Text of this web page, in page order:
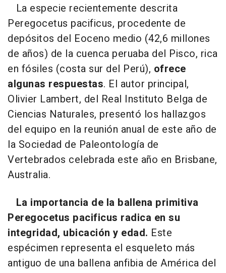
La especie recientemente descrita
Peregocetus pacificus, procedente de
depósitos del Eoceno medio (42,6 millones
de años) de la cuenca peruaba del Pisco, rica
en fósiles (costa sur del Perú), ofrece
algunas respuestas. El autor principal,
Olivier Lambert, del Real Instituto Belga de
Ciencias Naturales, presentó los hallazgos
del equipo en la reunión anual de este año de
la Sociedad de Paleontología de
Vertebrados celebrada este año en Brisbane,
Australia.
La importancia de la ballena primitiva
Peregocetus pacificus radica en su
integridad, ubicación y edad. Este
espécimen representa el esqueleto más
antiguo de una ballena anfibia de América del